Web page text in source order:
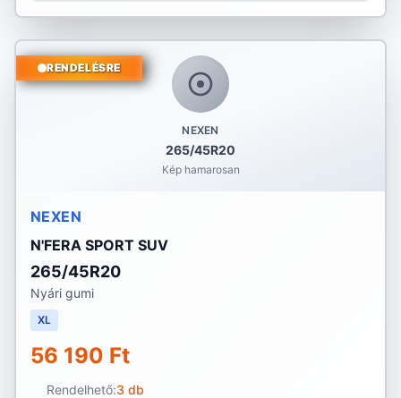
NEXEN
265/45R20
Kép hamarosan
RENDELÉSRE
NEXEN
N'FERA SPORT SUV
265/45R20
Nyári gumi
XL
56 190 Ft
Rendelhető:3 db